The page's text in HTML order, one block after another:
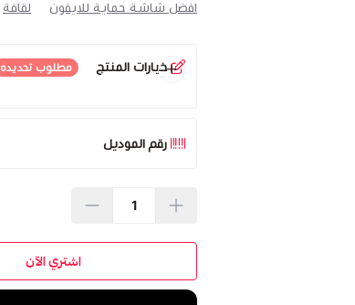
افضل شاشة حماية للايفون لقافة
خيارات المنتج مطلوب تحديده
رقم الموديل
اشتري الآن